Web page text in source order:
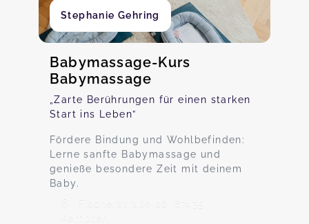
Stephanie Gehring
Babymassage-Kurs
Babymassage
„Zarte Berührungen für einen starken
Start ins Leben”
Fördere Bindung und Wohlbefinden:
Lerne sanfte Babymassage und
genieße besondere Zeit mit deinem
Baby.
Fischerstraße 26, 87435
Kempten